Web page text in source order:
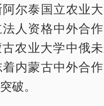
尔泰国立农业
人资格中外合
农业大学中俄
内蒙古中外合
破。